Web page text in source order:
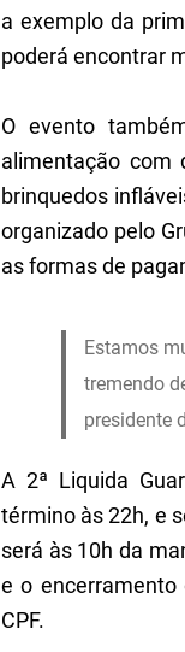
a exemplo da
poderá encontrar
O evento
alimentação com
brinquedos
organizado pelo
as formas de
Estamos
tremendo
presidente
A 2ª Liquida
término às 22h, e
será às 10h da
e o
CPF.